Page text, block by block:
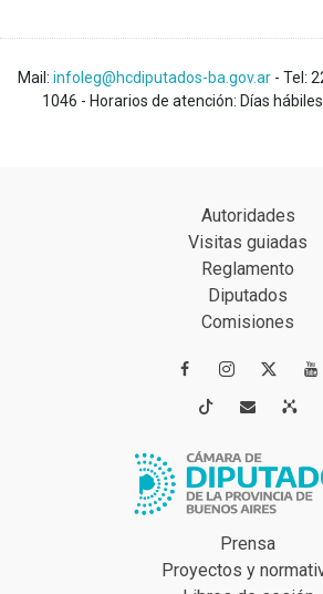
Mail: infoleg@hcdiputados-ba.gov.ar - Tel:
1046 - Horarios de atención: Días
Autoridades
Visitas guiadas
Reglamento
Diputados
Comisiones
 
 
Prensa
Proyectos y